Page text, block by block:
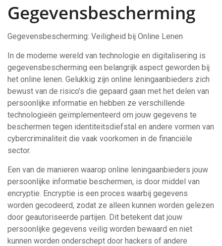
Gegevensbescherming
Gegevensbescherming: Veiligheid bij Online Lenen
In de moderne wereld van technologie en digitalisering is
gegevensbescherming een belangrijk aspect geworden bij
het online lenen. Gelukkig zijn online leningaanbieders zich
bewust van de risico’s die gepaard gaan met het delen van
persoonlijke informatie en hebben ze verschillende
technologieën geïmplementeerd om jouw gegevens te
beschermen tegen identiteitsdiefstal en andere vormen van
cybercriminaliteit die vaak voorkomen in de financiële
sector.
Een van de manieren waarop online leningaanbieders jouw
persoonlijke informatie beschermen, is door middel van
encryptie. Encryptie is een proces waarbij gegevens
worden gecodeerd, zodat ze alleen kunnen worden gelezen
door geautoriseerde partijen. Dit betekent dat jouw
persoonlijke gegevens veilig worden bewaard en niet
kunnen worden onderschept door hackers of andere